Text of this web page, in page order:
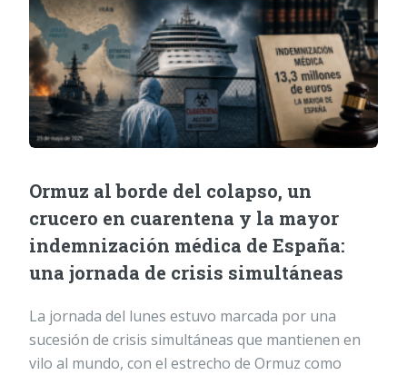
Ormuz al borde del colapso, un
crucero en cuarentena y la mayor
indemnización médica de España:
una jornada de crisis simultáneas
La jornada del lunes estuvo marcada por una
sucesión de crisis simultáneas que mantienen en
vilo al mundo, con el estrecho de Ormuz como